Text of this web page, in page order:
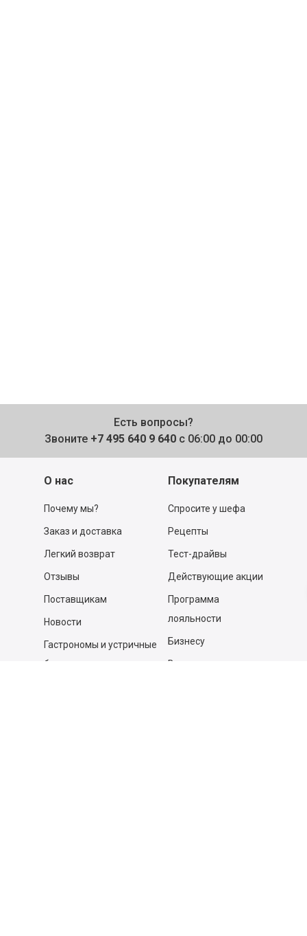
Есть вопросы?
Звоните +7 495 640 9 640 с 06:00 до 00:00
О нас
Почему мы?
Заказ и доставка
Легкий возврат
Отзывы
Поставщикам
Новости
Гастрономы и устричные
бары
Покупателям
Спросите у шефа
Рецепты
Тест-драйвы
Действующие акции
Программа
лояльности
Бизнесу
Вакансии